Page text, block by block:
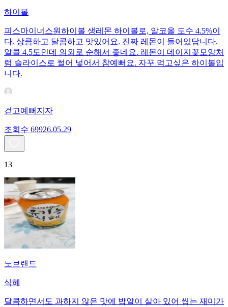
하이볼
피스마이너스원하이볼 생레몬 하이볼로, 알코올 도수 4.5%이
다. 상큼하고 달콤하고 맛있어요. 진짜 레몬이 들어있답니다.
알콜 4.5도인데 의외로 순해서 좋네요. 레몬이 데이지꽃모양처
럼 슬라이스로 썰어 넣어서 참예뻐요. 자꾸 먹고싶은 하이볼입
니다.
걷고예뻐지자
조회수 69926.05.29
13
노브랜드
식혜
달콤하면서도 과하지 않은 맛에 밥알이 살아 있어 씹는 재미가